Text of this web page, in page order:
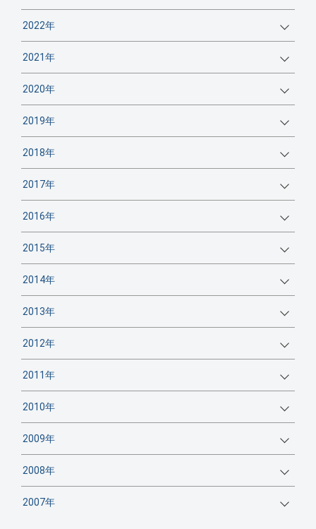
2022年
2021年
2020年
2019年
2018年
2017年
2016年
2015年
2014年
2013年
2012年
2011年
2010年
2009年
2008年
2007年